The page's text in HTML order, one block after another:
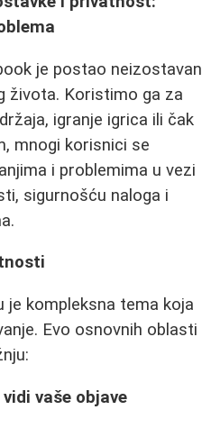
je postao neizostavan
života. Koristimo ga za
igranje igrica ili čak
mnogi korisnici se
i problemima u vezi
sigurnošću naloga i
je kompleksna tema koja
Evo osnovnih oblasti
vaše objave